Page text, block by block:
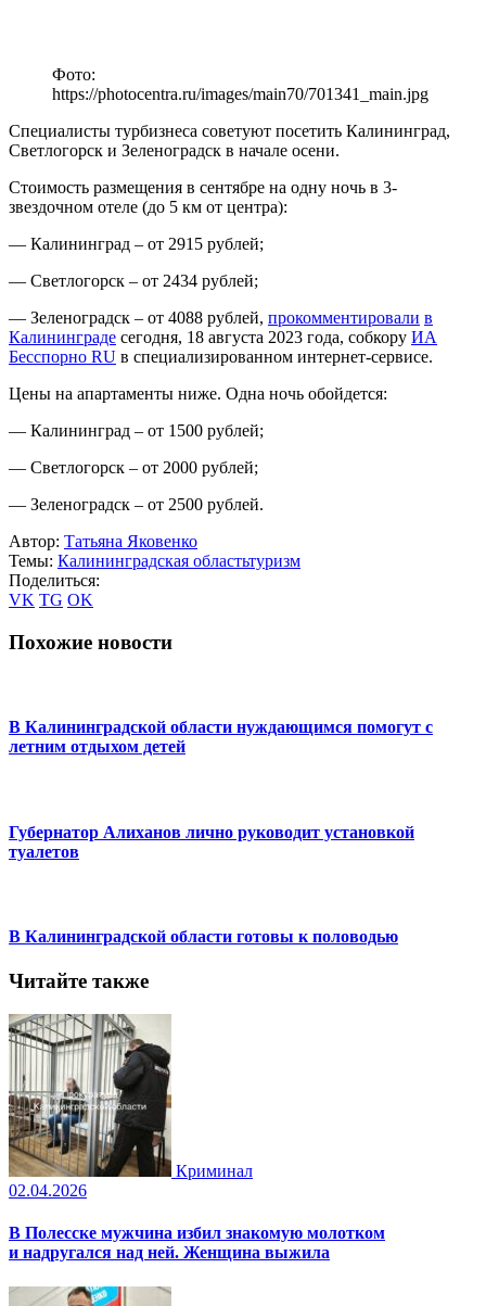
Фото:
https://photocentra.ru/images/main70/701341_main.jpg
Специалисты турбизнеса советуют посетить Калининград,
Светлогорск и Зеленоградск в начале осени.
Стоимость размещения в сентябре на одну ночь в 3-
звездочном отеле (до 5 км от центра):
— Калининград – от 2915 рублей;
— Светлогорск – от 2434 рублей;
— Зеленоградск – от 4088 рублей, прокомментировали в
Калининграде сегодня, 18 августа 2023 года, собкору ИА
Бесспорно RU в специализированном интернет-сервисе.
Цены на апартаменты ниже. Одна ночь обойдется:
— Калининград – от 1500 рублей;
— Светлогорск – от 2000 рублей;
— Зеленоградск – от 2500 рублей.
Автор: Татьяна Яковенко
Темы: Калининградская областьтуризм
Поделиться:
VK TG OK
Похожие новости
В Калининградской области нуждающимся помогут с
летним отдыхом детей
Губернатор Алиханов лично руководит установкой
туалетов
В Калининградской области готовы к половодью
Читайте также
Криминал
02.04.2026
В Полесске мужчина избил знакомую молотком
и надругался над ней. Женщина выжила